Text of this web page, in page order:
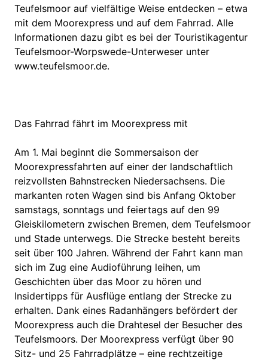
Teufelsmoor auf vielfältige Weise entdecken – etwa
mit dem Moorexpress und auf dem Fahrrad. Alle
Informationen dazu gibt es bei der Touristikagentur
Teufelsmoor-Worpswede-Unterweser unter
www.teufelsmoor.de.
Das Fahrrad fährt im Moorexpress mit
Am 1. Mai beginnt die Sommersaison der
Moorexpressfahrten auf einer der landschaftlich
reizvollsten Bahnstrecken Niedersachsens. Die
markanten roten Wagen sind bis Anfang Oktober
samstags, sonntags und feiertags auf den 99
Gleiskilometern zwischen Bremen, dem Teufelsmoor
und Stade unterwegs. Die Strecke besteht bereits
seit über 100 Jahren. Während der Fahrt kann man
sich im Zug eine Audioführung leihen, um
Geschichten über das Moor zu hören und
Insidertipps für Ausflüge entlang der Strecke zu
erhalten. Dank eines Radanhängers befördert der
Moorexpress auch die Drahtesel der Besucher des
Teufelsmoors. Der Moorexpress verfügt über 90
Sitz- und 25 Fahrradplätze – eine rechtzeitige